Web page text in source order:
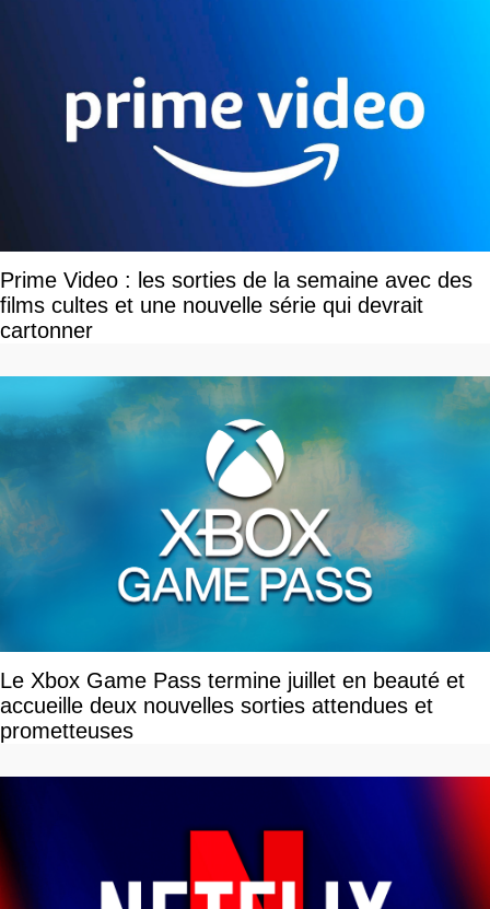
Prime Video : les sorties de la semaine avec des
films cultes et une nouvelle série qui devrait
cartonner
Le Xbox Game Pass termine juillet en beauté et
accueille deux nouvelles sorties attendues et
prometteuses